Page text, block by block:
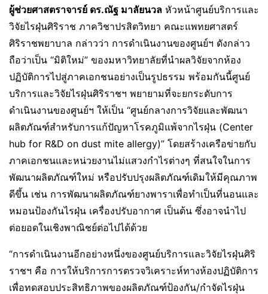
ผู้ช่วยศาสตราจารย์ ดร.ณัฐ มาลัยนวล หัวหน้าศูนย์บริการและ
วิจัยไรฝุ่นศิริราช ภาควิชาปรสิตวิทยา คณะแพทยศาสตร์
ศิริราชพยาบาล กล่าวว่า การดำเนินงานของศูนย์ฯ ดังกล่าว
ถือว่าเป็น “มิติใหม่” ของมหาวิทยาลัยที่นำผลวิจัยจากห้อง
ปฏิบัติการไปสู่ภาคเอกชนอย่างเป็นรูปธรรม พร้อมกันนี้ศูนย์
บริการและวิจัยไรฝุ่นศิริราชฯ พยายามที่จะยกระดับการ
ดำเนินงานของศูนย์ฯ ให้เป็น “ศูนย์กลางการวิจัยและพัฒนา
ผลิตภัณฑ์สำหรับการแก้ปัญหาโรคภูมิแพ้จากไรฝุ่น (Center
hub for R&D on dust mite allergy)” โดยสร้างเครือข่ายกับ
ภาคเอกชนและหน่วยงานไม่แสวงกำไรต่างๆ ที่สนใจในการ
พัฒนาผลิตภัณฑ์ใหม่ หรือปรับปรุงผลิตภัณฑ์เดิมให้มีคุณภาพ
ดีขึ้น เช่น การพัฒนาผลิตภัณฑ์ยางพาราเพื่อทำเป็นที่นอนและ
หมอนป้องกันไรฝุ่น เครื่องปรับอากาศ เป็นต้น ซึ่งอาจนำไป
ต่อยอดในเชิงพาณิชย์ต่อไปได้ด้วย
“การดำเนินงานอีกอย่างหนึ่งของศูนย์บริการและวิจัยไรฝุ่นศิริ
ราชฯ คือ การให้บริการการตรวจวิเคราะห์ทางห้องปฏิบัติการ
เพื่อทดสอบประสิทธิภาพของผลิตภัณฑ์ป้องกัน/กำจัดไรฝุ่น